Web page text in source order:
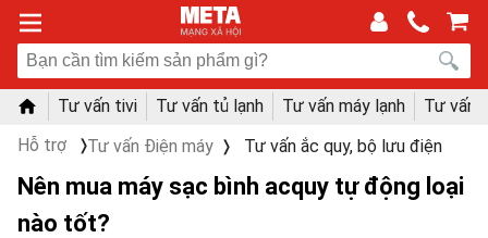
Tư vấn tivi Tư vấn tủ lạnh Tư vấn máy lạnh
Tư vấn
Hỗ trợ
Tư vấn Điện máy Tư vấn ắc quy, bộ lưu điện
Nên mua máy sạc bình acquy tự động loại
nào tốt?